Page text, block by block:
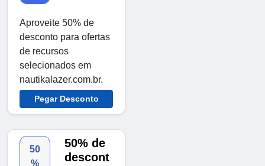
Aproveite 50% de
desconto para ofertas
de recursos
selecionados em
nautikalazer.com.br.
Pegar Desconto
50
%
50% de
descont